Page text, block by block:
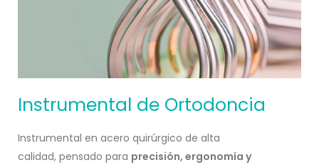
Instrumental de Ortodoncia
Instrumental en acero quirúrgico de alta
calidad, pensado para precisión, ergonomía y